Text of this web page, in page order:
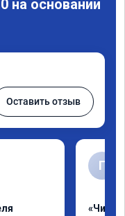
на основании
Оставить отзыв
Г
«Чип